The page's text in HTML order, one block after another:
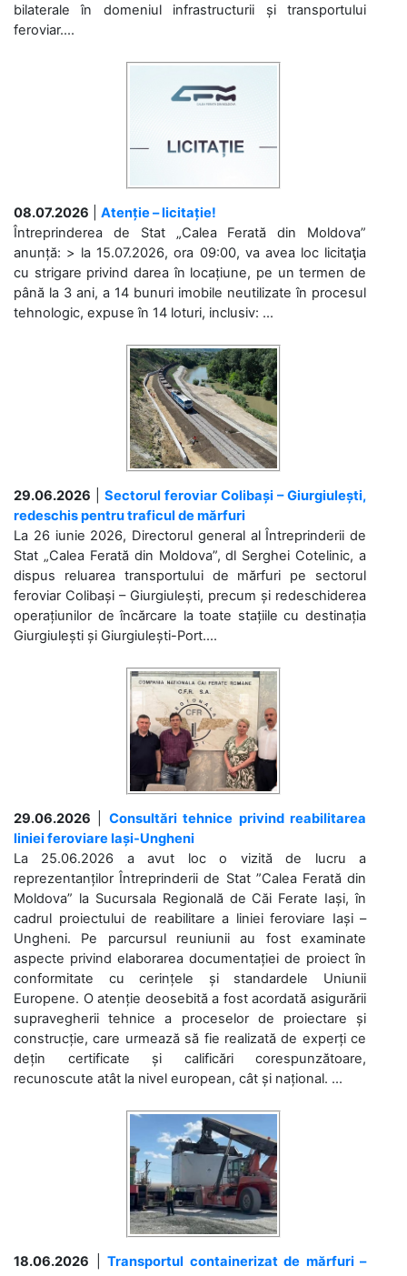
bilaterale în domeniul infrastructurii și transportului
feroviar....
08.07.2026
Atenție – licitație!
Întreprinderea de Stat „Calea Ferată din Moldova”
anunță: > la 15.07.2026, ora 09:00, va avea loc licitaţia
cu strigare privind darea în locațiune, pe un termen de
până la 3 ani, a 14 bunuri imobile neutilizate în procesul
tehnologic, expuse în 14 loturi, inclusiv: ...
29.06.2026
Sectorul feroviar Colibași – Giurgiulești,
redeschis pentru traficul de mărfuri
La 26 iunie 2026, Directorul general al Întreprinderii de
Stat „Calea Ferată din Moldova”, dl Serghei Cotelinic, a
dispus reluarea transportului de mărfuri pe sectorul
feroviar Colibași – Giurgiulești, precum și redeschiderea
operațiunilor de încărcare la toate stațiile cu destinația
Giurgiulești și Giurgiulești-Port....
29.06.2026
Consultări tehnice privind reabilitarea
liniei feroviare Iași-Ungheni
La 25.06.2026 a avut loc o vizită de lucru a
reprezentanților Întreprinderii de Stat ”Calea Ferată din
Moldova” la Sucursala Regională de Căi Ferate Iași, în
cadrul proiectului de reabilitare a liniei feroviare Iași –
Ungheni. Pe parcursul reuniunii au fost examinate
aspecte privind elaborarea documentației de proiect în
conformitate cu cerințele și standardele Uniunii
Europene. O atenție deosebită a fost acordată asigurării
supravegherii tehnice a proceselor de proiectare și
construcție, care urmează să fie realizată de experți ce
dețin certificate și calificări corespunzătoare,
recunoscute atât la nivel european, cât și național. ...
18.06.2026
Transportul containerizat de mărfuri –